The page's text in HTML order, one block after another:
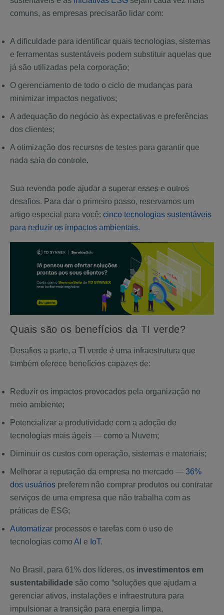
comuns, as empresas precisarão lidar com:
A dificuldade para identificar quais tecnologias, sistemas
e ferramentas sustentáveis podem substituir aquelas que
já são utilizadas pela corporação;
O gerenciamento de todo o ciclo de mudanças para
minimizar impactos negativos;
A adequação do negócio às expectativas e preferências
dos clientes;
A otimização dos recursos de testes para garantir que
nada saia do controle.
Sua revenda pode ajudar a superar esses e outros
desafios. Para dar o primeiro passo, reservamos um
artigo especial para você: cinco tecnologias sustentáveis
para reduzir os impactos ambientais.
Quais são os benefícios da TI verde?
Desafios a parte, a TI verde é uma infraestrutura que
também oferece benefícios capazes de:
Reduzir os impactos provocados pela organização no
meio ambiente;
Potencializar a produtividade com a adoção de
tecnologias mais ágeis — como a Nuvem;
Diminuir os custos com operação, sistemas e materiais;
Melhorar a reputação da empresa no mercado — 36%
dos usuários preferem não comprar produtos ou contratar
serviços de uma empresa que não trabalha com as
práticas de ESG;
Automatizar processos e tarefas com o uso de
tecnologias como AI e IoT.
No Brasil, para 61% dos líderes, os investimentos em
sustentabilidade são como “soluções que ajudam a
gerenciar ativos, instalações e infraestrutura para
impulsionar a transição para energia limpa,